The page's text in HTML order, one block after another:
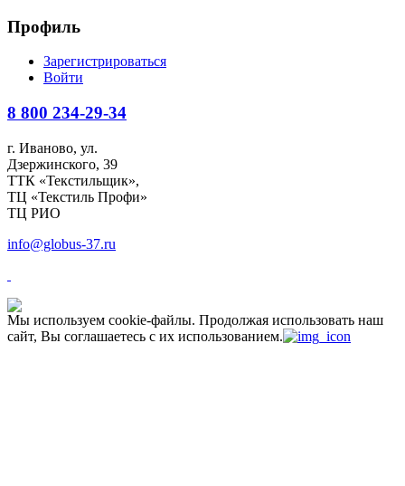
Профиль
Зарегистрироваться
Войти
8 800 234-29-34
г. Иваново, ул.
Дзержинского, 39
ТТК «Текстильщик»,
ТЦ «Текстиль Профи»
ТЦ РИО
info@globus-37.ru
Мы используем cookie-файлы. Продолжая использовать наш
сайт, Вы соглашаетесь с их использованием.